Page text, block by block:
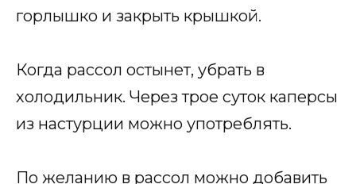
горлышко и закрыть крышкой.
Когда рассол остынет, убрать в
холодильник. Через трое суток каперсы
из настурции можно употреблять.
По желанию в рассол можно добавить